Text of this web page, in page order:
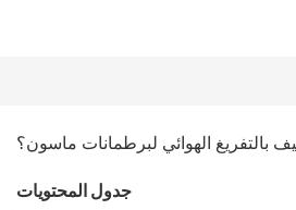
بالتفريغ الهوائي لبرطمانات ماسون؟
جدول المحتويات